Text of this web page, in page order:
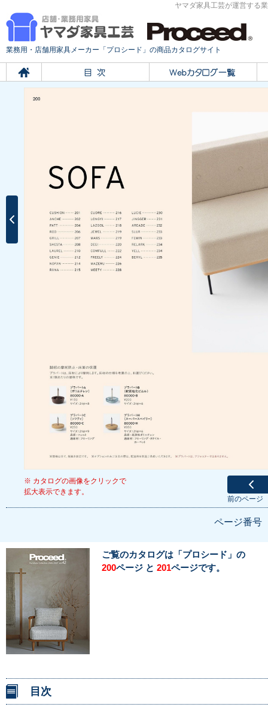
ヤマダ家具工芸が運営する
業務用・店舗用家具メーカー「プロシード」の商品カタログサイト
※ カタログの画像をクリックで
拡大表示できます。
前のページ
ページ番号
ご覧のカタログは「プロシード」の
200ページ と 201ページです。
目次